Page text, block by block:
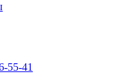
55-41